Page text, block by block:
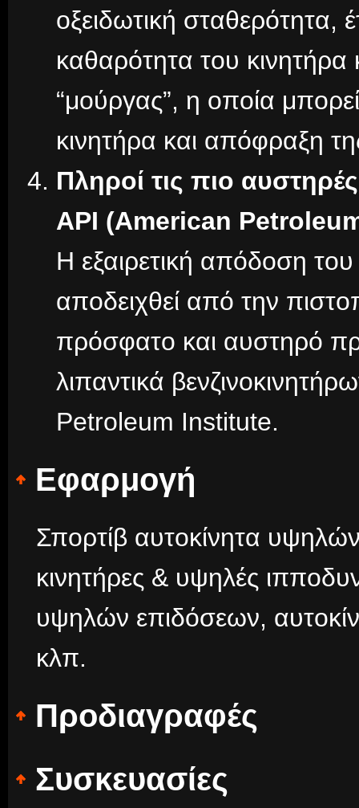
οξειδωτική σταθερότητα,
καθαρότητα του κινητήρα
“μούργας”, η οποία
κινητήρα και απόφραξη
Πληροί τις πιο
API (American
Η εξαιρετική απόδοση
αποδειχθεί από την
πρόσφατο και αυστηρό
λιπαντικά
Petroleum Institute.
Εφαρμογή
Σπορτίβ αυτοκίνητα
κινητήρες & υψηλές
υψηλών επιδόσεων,
κλπ.
Προδιαγραφές
Συσκευασίες